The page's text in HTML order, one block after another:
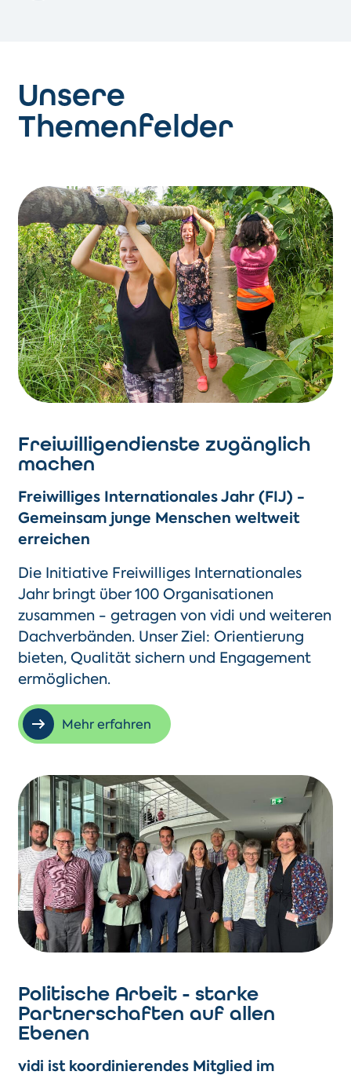
Unsere
Themenfelder
Freiwilligendienste zugänglich
machen
Freiwilliges Internationales Jahr (FIJ) -
Gemeinsam junge Menschen weltweit
erreichen
Die Initiative Freiwilliges Internationales
Jahr bringt über 100 Organisationen
zusammen - getragen von vidi und weiteren
Dachverbänden. Unser Ziel: Orientierung
bieten, Qualität sichern und Engagement
ermöglichen.
Mehr erfahren
Politische Arbeit - starke
Partnerschaften auf allen
Ebenen
vidi ist koordinierendes Mitglied im